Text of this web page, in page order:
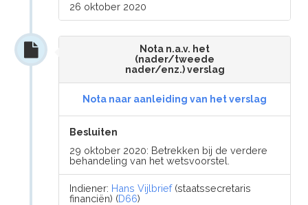
26 oktober 2020
Nota n.a.v. het
(nader/tweede
nader/enz.) verslag
Nota naar aanleiding van het verslag
Besluiten
29 oktober 2020: Betrekken bij de verdere
behandeling van het wetsvoorstel.
Indiener: Hans Vijlbrief(staatssecretaris
financiën) (D66)